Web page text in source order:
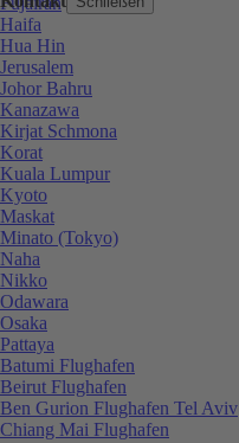
Haifa
Hua Hin
Jerusalem
Johor Bahru
Kanazawa
Kirjat Schmona
Korat
Kuala Lumpur
Kyoto
Maskat
Minato (Tokyo)
Naha
Nikko
Odawara
Osaka
Pattaya
Batumi Flughafen
Beirut Flughafen
Ben Gurion Flughafen Tel Aviv
Chiang Mai Flughafen